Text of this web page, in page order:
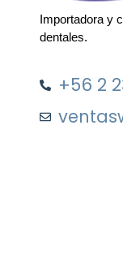
Importadora y
dentales.
+56 2